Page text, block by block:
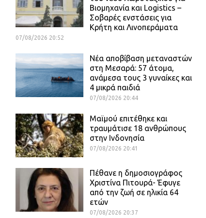
Βιομηχανία και Logistics –
Σοβαρές ενστάσεις για
Κρήτη και Λινοπεράματα
07/08/2026 20:52
Νέα αποβίβαση μεταναστών
στη Μεσαρά: 57 άτομα,
ανάμεσα τους 3 γυναίκες και
4 μικρά παιδιά
07/08/2026 20:44
Μαϊμού επιτέθηκε και
τραυμάτισε 18 ανθρώπους
στην Ινδονησία
07/08/2026 20:41
Πέθανε η δημοσιογράφος
Χριστίνα Πιτουρά- Έφυγε
από την ζωή σε ηλικία 64
ετών
07/08/2026 20:37